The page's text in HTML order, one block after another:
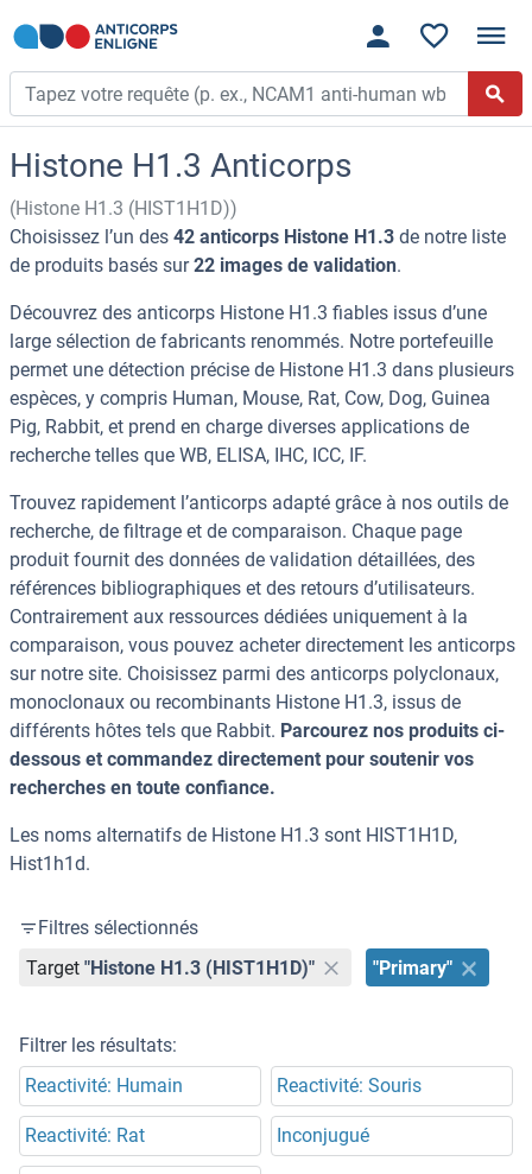
Histone H1.3 Anticorps
(Histone H1.3 (HIST1H1D))
Choisissez l’un des 42 anticorps Histone H1.3 de notre liste
de produits basés sur22 images de validation.
Découvrez des anticorps Histone H1.3 fiables issus d’une
large sélection de fabricants renommés. Notre portefeuille
permet une détection précise de Histone H1.3 dans plusieurs
espèces, y compris Human, Mouse, Rat, Cow, Dog, Guinea
Pig, Rabbit, et prend en charge diverses applications de
recherche telles que WB, ELISA, IHC, ICC, IF.
Trouvez rapidement l’anticorps adapté grâce à nos outils de
recherche, de filtrage et de comparaison. Chaque page
produit fournit des données de validation détaillées, des
références bibliographiques et des retours d’utilisateurs.
Contrairement aux ressources dédiées uniquement à la
comparaison, vous pouvez acheter directement les anticorps
sur notre site. Choisissez parmi des anticorps polyclonaux,
monoclonaux ou recombinants Histone H1.3, issus de
différents hôtes tels que Rabbit. Parcourez nos produits ci-
dessous et commandez directement pour soutenir vos
recherches en toute confiance.
Les noms alternatifs de Histone H1.3 sont HIST1H1D,
Hist1h1d.
Filtres sélectionnés
Target "Histone H1.3 (HIST1H1D)" "Primary"
Filtrer les résultats:
Reactivité: Humain
Reactivité: Souris
Reactivité: Rat Inconjugué